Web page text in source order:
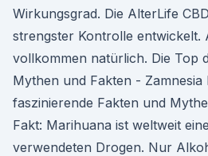
Wirkungsgrad. Die AlterLife
strengster Kontrolle entwickelt.
vollkommen natürlich. Die Top
Mythen und Fakten - Zamnesia
faszinierende Fakten und
Fakt: Marihuana ist weltweit
verwendeten Drogen. Nur